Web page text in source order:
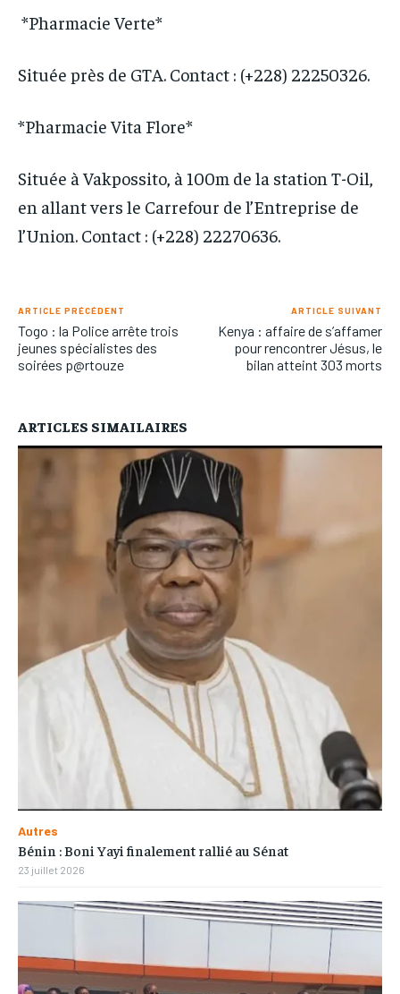
*Pharmacie Verte*
Située près de GTA. Contact : (+228) 22250326.
*Pharmacie Vita Flore*
Située à Vakpossito, à 100m de la station T-Oil,
en allant vers le Carrefour de l’Entreprise de
l’Union. Contact : (+228) 22270636.
ARTICLE PRÉCÉDENT
Togo : la Police arrête trois
jeunes spécialistes des
soirées p@rtouze
ARTICLE SUIVANT
Kenya : affaire de s’affamer
pour rencontrer Jésus, le
bilan atteint 303 morts
ARTICLES SIMAILAIRES
Autres
Bénin : Boni Yayi finalement rallié au Sénat
23 juillet 2026